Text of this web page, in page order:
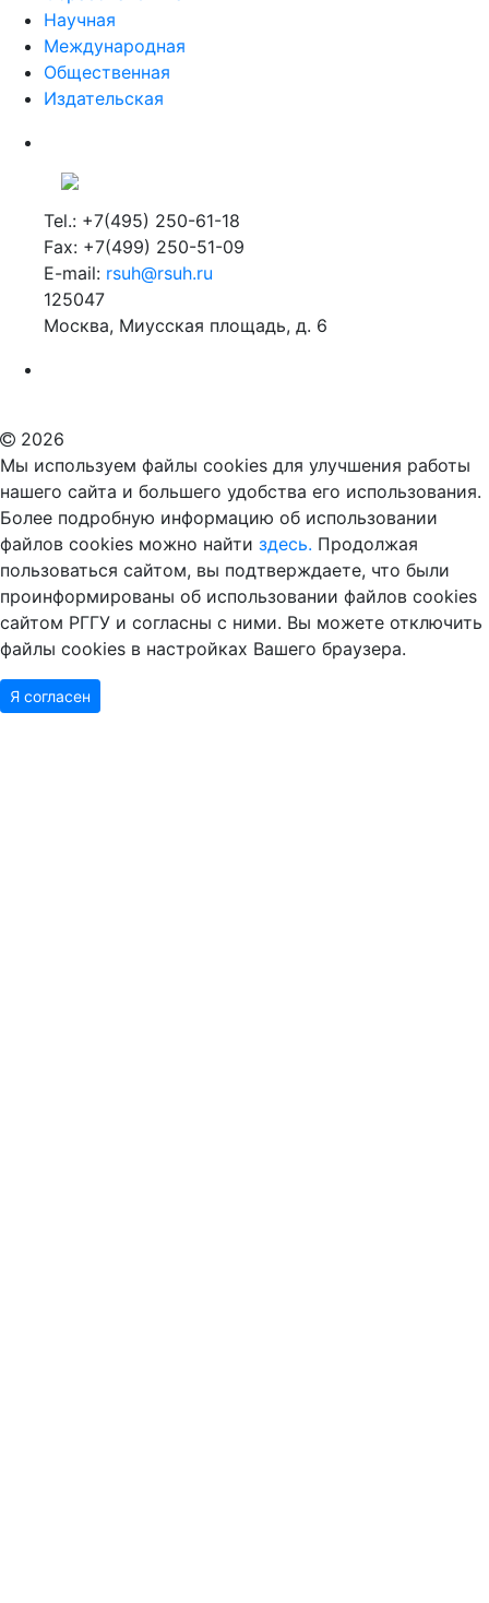
Научная
Международная
Общественная
Издательская
Tel.: +7(495) 250-61-18
Fax: +7(499) 250-51-09
E-mail: rsuh@rsuh.ru
125047
Москва, Миусская площадь, д. 6
2026
Мы используем файлы cookies для улучшения работы
нашего сайта и большего удобства его использования.
Более подробную информацию об использовании
файлов cookies можно найти здесь. Продолжая
пользоваться сайтом, вы подтверждаете, что были
проинформированы об использовании файлов cookies
сайтом РГГУ и согласны с ними. Вы можете отключить
файлы cookies в настройках Вашего браузера.
Я согласен